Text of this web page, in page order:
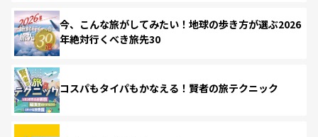
今、こんな旅がしてみたい！地球の歩き方が選ぶ2026
年絶対行くべき旅先30
コスパもタイパもかなえる！賢者の旅テクニック